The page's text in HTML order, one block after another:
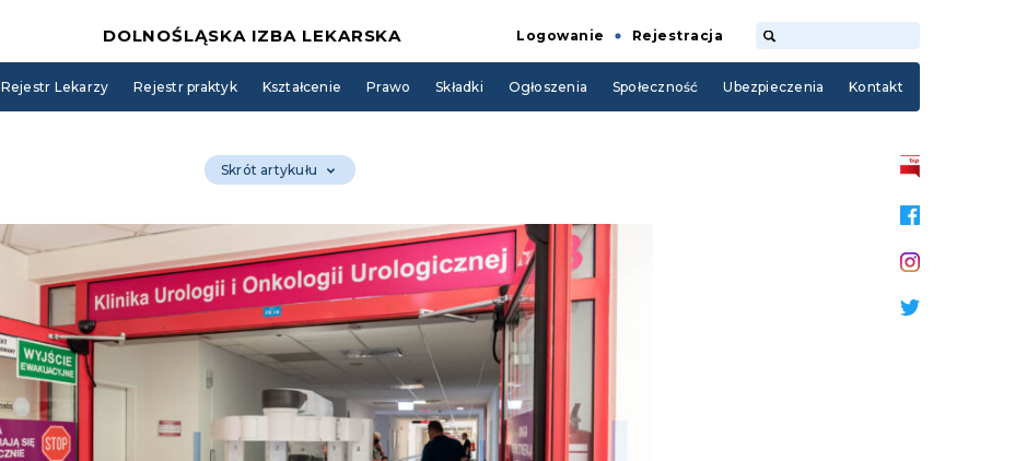
DOLNOŚLĄSKA IZBA LEKARSKA Logowanie Rejestracja
Rejestr Lekarzy Rejestr praktyk Kształcenie Prawo Składki Ogłoszenia Społeczność Ubezpieczenia Kontakt
Skrót artykułu